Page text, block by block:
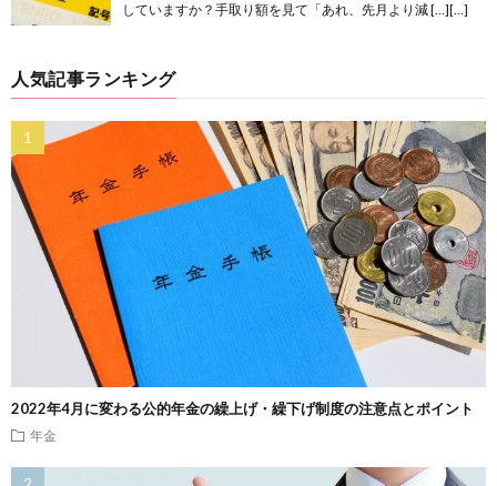
していますか？手取り額を見て「あれ、先月より減 […][…]
人気記事ランキング
2022年4月に変わる公的年金の繰上げ・繰下げ制度の注意点とポイント
年金